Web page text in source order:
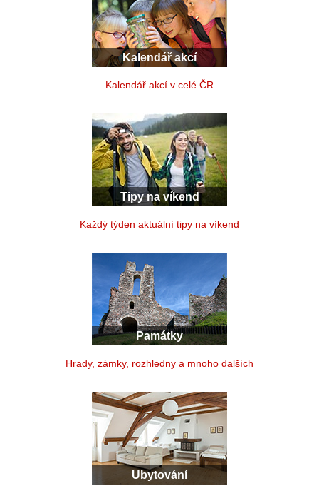
Kalendář akcí
Kalendář akcí v celé ČR
Tipy na víkend
Každý týden aktuální tipy na víkend
Památky
Hrady, zámky, rozhledny a mnoho dalších
Ubytování